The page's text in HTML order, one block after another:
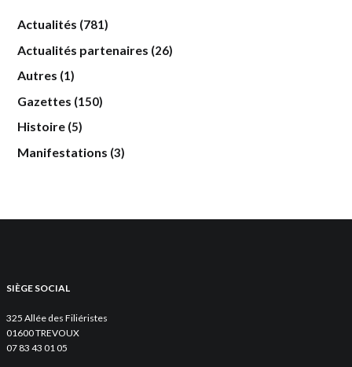
Actualités (781)
Actualités partenaires (26)
Autres (1)
Gazettes (150)
Histoire (5)
Manifestations (3)
SIÈGE SOCIAL
325 Allée des Filiéristes
01600 TREVOUX
07 83 43 01 05